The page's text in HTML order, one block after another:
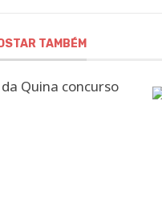
TAMBÉM